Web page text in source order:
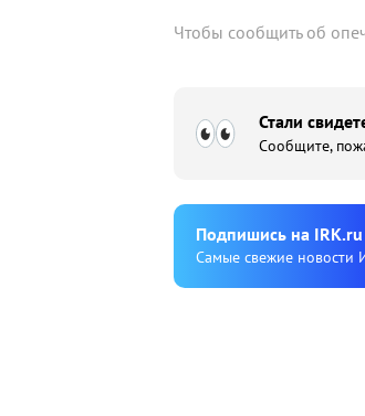
Чтобы сообщить об
Стали
Сообщите,
Подпишиcь на
Cамые свежие новости